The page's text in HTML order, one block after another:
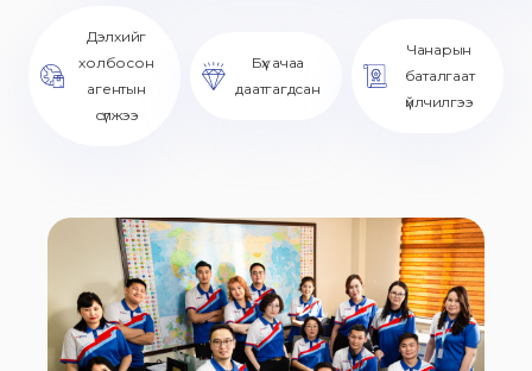
Дэлхийг
холбосон
агентын
сүлжээ
Бүх ачаа
даатгагдсан
Чанарын
баталгаат
үйлчилгээ